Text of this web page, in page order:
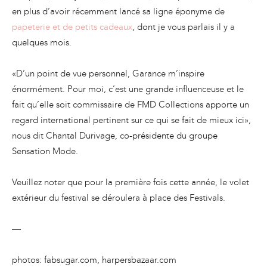
en plus d’avoir récemment lancé sa ligne éponyme de
papeterie et de petits cadeaux, dont je vous parlais il y a
quelques mois.
«D’un point de vue personnel, Garance m’inspire
énormément. Pour moi, c’est une grande influenceuse et le
fait qu’elle soit commissaire de FMD Collections apporte un
regard international pertinent sur ce qui se fait de mieux ici»,
nous dit Chantal Durivage, co-présidente du groupe
Sensation Mode.
Veuillez noter que pour la première fois cette année, le volet
extérieur du festival se déroulera à place des Festivals.
—
photos: fabsugar.com, harpersbazaar.com